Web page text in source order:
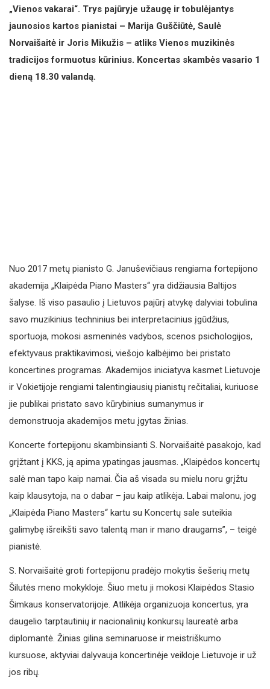
„Vienos vakarai“. Trys pajūryje užaugę ir tobulėjantys
jaunosios kartos pianistai – Marija Guščiūtė, Saulė
Norvaišaitė ir Joris Mikužis – atliks Vienos muzikinės
tradicijos formuotus kūrinius. Koncertas skambės vasario 1
dieną 18.30 valandą.
Nuo 2017 metų pianisto G. Januševičiaus rengiama fortepijono
akademija „Klaipėda Piano Masters“ yra didžiausia Baltijos
šalyse. Iš viso pasaulio į Lietuvos pajūrį atvykę dalyviai tobulina
savo muzikinius techninius bei interpretacinius įgūdžius,
sportuoja, mokosi asmeninės vadybos, scenos psichologijos,
efektyvaus praktikavimosi, viešojo kalbėjimo bei pristato
koncertines programas. Akademijos iniciatyva kasmet Lietuvoje
ir Vokietijoje rengiami talentingiausių pianistų rečitaliai, kuriuose
jie publikai pristato savo kūrybinius sumanymus ir
demonstruoja akademijos metu įgytas žinias.
Koncerte fortepijonu skambinsianti S. Norvaišaitė pasakojo, kad
grįžtant į KKS, ją apima ypatingas jausmas. „Klaipėdos koncertų
salė man tapo kaip namai. Čia aš visada su mielu noru grįžtu
kaip klausytoja, na o dabar – jau kaip atlikėja. Labai malonu, jog
„Klaipėda Piano Masters“ kartu su Koncertų sale suteikia
galimybę išreikšti savo talentą man ir mano draugams”, – teigė
pianistė.
S. Norvaišaitė groti fortepijonu pradėjo mokytis šešerių metų
Šilutės meno mokykloje. Šiuo metu ji mokosi Klaipėdos Stasio
Šimkaus konservatorijoje. Atlikėja organizuoja koncertus, yra
daugelio tarptautinių ir nacionalinių konkursų laureatė arba
diplomantė. Žinias gilina seminaruose ir meistriškumo
kursuose, aktyviai dalyvauja koncertinėje veikloje Lietuvoje ir už
jos ribų.